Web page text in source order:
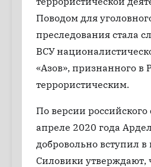
Поводом для
преследования стала
ВСУ
«Азов», признанного в
террористическим.
По версии российского
апреле 2020 года
добровольно вступил в
Силовики утверждают,